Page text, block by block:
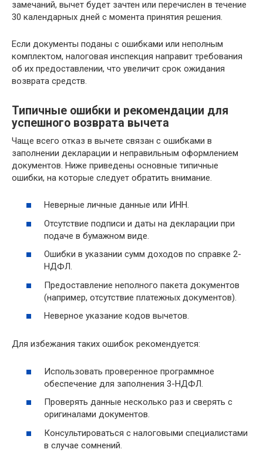
замечаний, вычет будет зачтен или перечислен в течение
30 календарных дней с момента принятия решения.
Если документы поданы с ошибками или неполным
комплектом, налоговая инспекция направит требования
об их предоставлении, что увеличит срок ожидания
возврата средств.
Типичные ошибки и рекомендации для
успешного возврата вычета
Чаще всего отказ в вычете связан с ошибками в
заполнении декларации и неправильным оформлением
документов. Ниже приведены основные типичные
ошибки, на которые следует обратить внимание.
Неверные личные данные или ИНН.
Отсутствие подписи и даты на декларации при
подаче в бумажном виде.
Ошибки в указании сумм доходов по справке 2-
НДФЛ.
Предоставление неполного пакета документов
(например, отсутствие платежных документов).
Неверное указание кодов вычетов.
Для избежания таких ошибок рекомендуется:
Использовать проверенное программное
обеспечение для заполнения 3-НДФЛ.
Проверять данные несколько раз и сверять с
оригиналами документов.
Консультироваться с налоговыми специалистами
в случае сомнений.